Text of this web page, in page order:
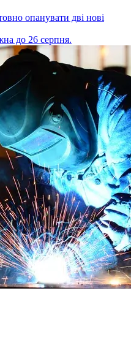
опанувати дві нові
до 26 серпня.